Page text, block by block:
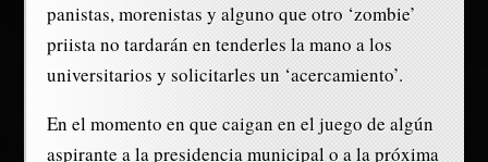
panistas, morenistas y alguno que otro ‘zombie’
priista no tardarán en tenderles la mano a los
universitarios y solicitarles un ‘acercamiento’.
En el momento en que caigan en el juego de algún
aspirante a la presidencia municipal o a la próxima